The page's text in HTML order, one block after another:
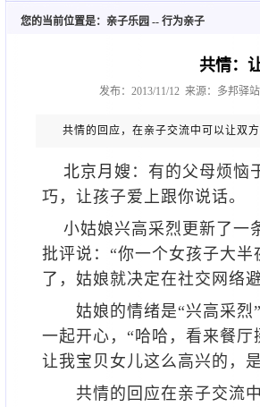
您的当前位置是： 亲子乐园 -- 行为亲子
共情：
发布：2013/11/12 来源：多邦驿
共情的回应，在亲子交流中可以让双
北京月嫂 ：有的父母烦恼
巧，让孩子爱上跟你说话。
小姑娘兴高采烈更新了一
批评说：“你一个女孩子大
了，姑娘就决定在社交网络
姑娘的情绪是“兴高采烈”
一起开心，“哈哈，看来餐
让我宝贝女儿这么高兴的，
共情的回应在亲子交流中